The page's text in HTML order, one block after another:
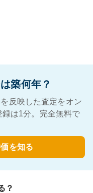
築何年？
反映した査定をオン
は1分。完全無料で
を知る
？